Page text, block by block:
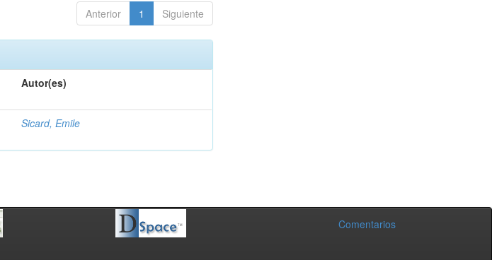
Anterior 1 Siguiente
Autor(es)
Sicard, Emile
Comentarios